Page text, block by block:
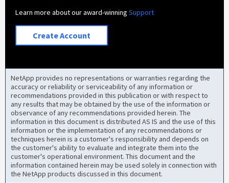
Learn more about our award-winningSupport
Create Account
NetApp provides no representations or warranties regarding the
accuracy or reliability or serviceability of any information or
recommendations provided in this publication or with respect to
any results that may be obtained by the use of the information or
observance of any recommendations provided herein. The
information in this document is distributed AS IS and the use of this
information or the implementation of any recommendations or
techniques herein is a customer's responsibility and depends on
the customer's ability to evaluate and integrate them into the
customer's operational environment. This document and the
information contained herein may be used solely in connection with
the NetApp products discussed in this document.